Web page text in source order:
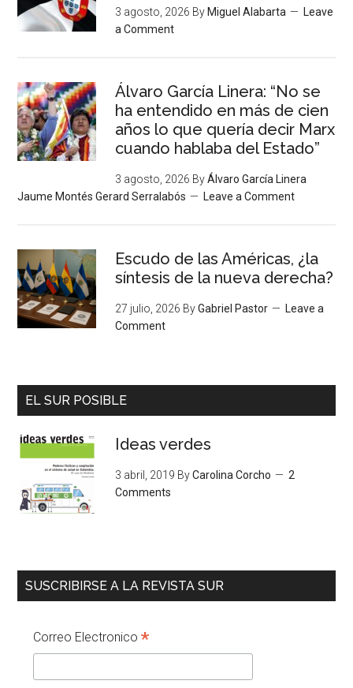
3 agosto, 2026 By Miguel Alabarta
Leave
a Comment
Álvaro García Linera: “No se
ha entendido en más de cien
años lo que quería decir Marx
cuando hablaba del Estado”
3 agosto, 2026 ByÁlvaro García Linera
Jaume Montés Gerard Serralabós
Leave a Comment
Escudo de las Américas, ¿la
síntesis de la nueva derecha?
27 julio, 2026 ByGabriel Pastor
Leave a
Comment
EL SUR POSIBLE
Ideas verdes
3 abril, 2019 ByCarolina Corcho
2
Comments
SUSCRIBIRSE A LA REVISTA SUR
Correo Electronico*